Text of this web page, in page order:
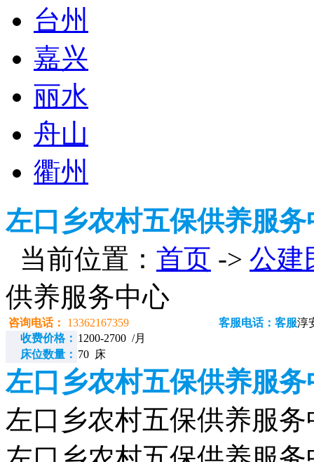
台州
嘉兴
丽水
舟山
衢州
左口乡农村五保供养服务
当前位置： 首页 -> 公建
供养服务中心
咨询电话： 13362167359 客服电话：客服淳
收费价格： 1200-2700 /月
床位数量： 70 床
左口乡农村五保供养服
左口乡农村五保供养服务